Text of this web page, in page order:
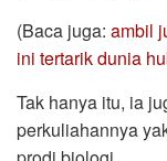
(Baca juga: ambil
ini tertarik dunia
Tak hanya itu, ia
perkuliahannya